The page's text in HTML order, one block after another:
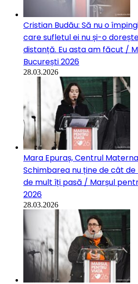
Cristian Budău: Să nu o
care sufletul ei nu și-o
distanță. Eu asta am făcut /
București 2026
28.03.2026
Mara Epuraș, Centrul
Schimbarea nu ține de cât
de mult îți pasă / Marșul
2026
28.03.2026